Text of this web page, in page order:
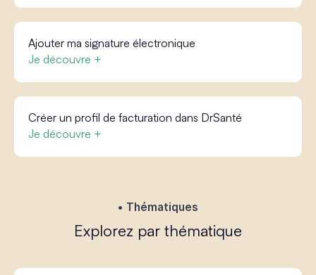
Ajouter ma signature électronique
Je découvre +
Créer un profil de facturation dans DrSanté
Je découvre +
Thématiques
Explorez par thématique